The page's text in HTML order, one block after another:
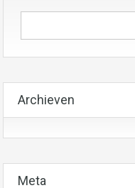
Archieven
Meta